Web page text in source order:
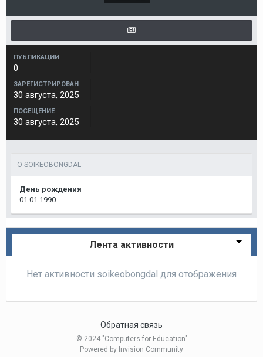
ПУБЛИКАЦИИ
0
ЗАРЕГИСТРИРОВАН
30 августа, 2025
ПОСЕЩЕНИЕ
30 августа, 2025
О SOIKEOBONGDAL
День рождения
01.01.1990
Лента активности
Нет активности soikeobongdal для отображения
Обратная связь
© 2024 "Computers for Education"
Powered by Invision Community